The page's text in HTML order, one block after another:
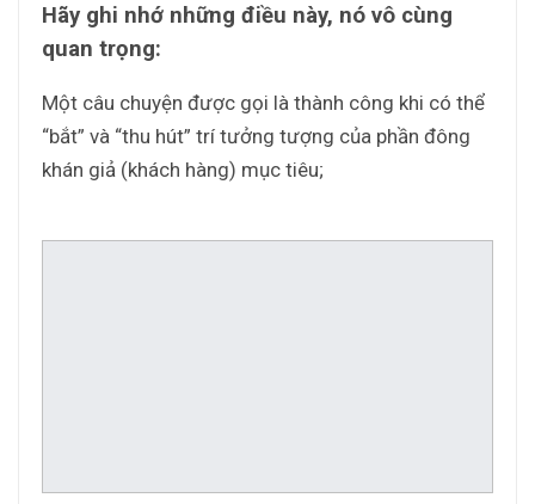
Hãy ghi nhớ những điều này, nó vô cùng
quan trọng:
Một câu chuyện được gọi là thành công khi có thể
“bắt” và “thu hút” trí tưởng tượng của phần đông
khán giả (khách hàng) mục tiêu;